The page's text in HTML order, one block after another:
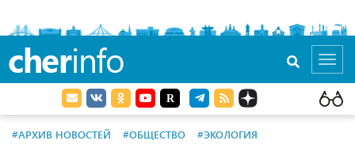
cherinfo
#АРХИВ НОВОСТЕЙ #ОБЩЕСТВО #ЭКОЛОГИЯ